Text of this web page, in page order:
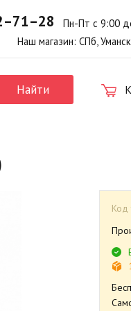
Пн-Пт с 9:00
Наш магазин: СПб,
Найти
Код